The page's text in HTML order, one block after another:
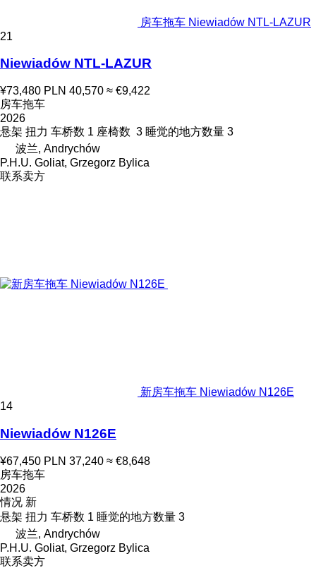
房车拖车 Niewiadów NTL-LAZUR
21
Niewiadów NTL-LAZUR
¥73,480 PLN 40,570 ≈ €9,422
房车拖车
2026
悬架 扭力 车桥数 1 座椅数 3 睡觉的地方数量 3
波兰, Andrychów
P.H.U. Goliat, Grzegorz Bylica
联系卖方
新房车拖车 Niewiadów N126E
14
Niewiadów N126E
¥67,450 PLN 37,240 ≈ €8,648
房车拖车
2026
情况 新
悬架 扭力 车桥数 1 睡觉的地方数量 3
波兰, Andrychów
P.H.U. Goliat, Grzegorz Bylica
联系卖方